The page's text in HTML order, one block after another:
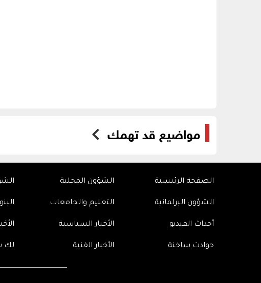
مواضيع قد تهمك
الصفحة الرئيسية الشؤون المحلية
الشؤون البرلمانية التعليم والجامعات
أحداث الفيديو الأخبار السياسية
حوادث ساخنة الأخبار الفنية لك